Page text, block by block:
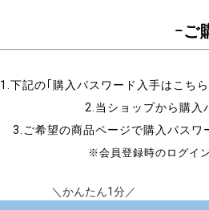
ｰご
1.下記の｢購入パスワード入手はこち
2.当ショップから購入
3.ご希望の商品ページで購入パス
※会員登録時のログイ
＼かんたん1分／